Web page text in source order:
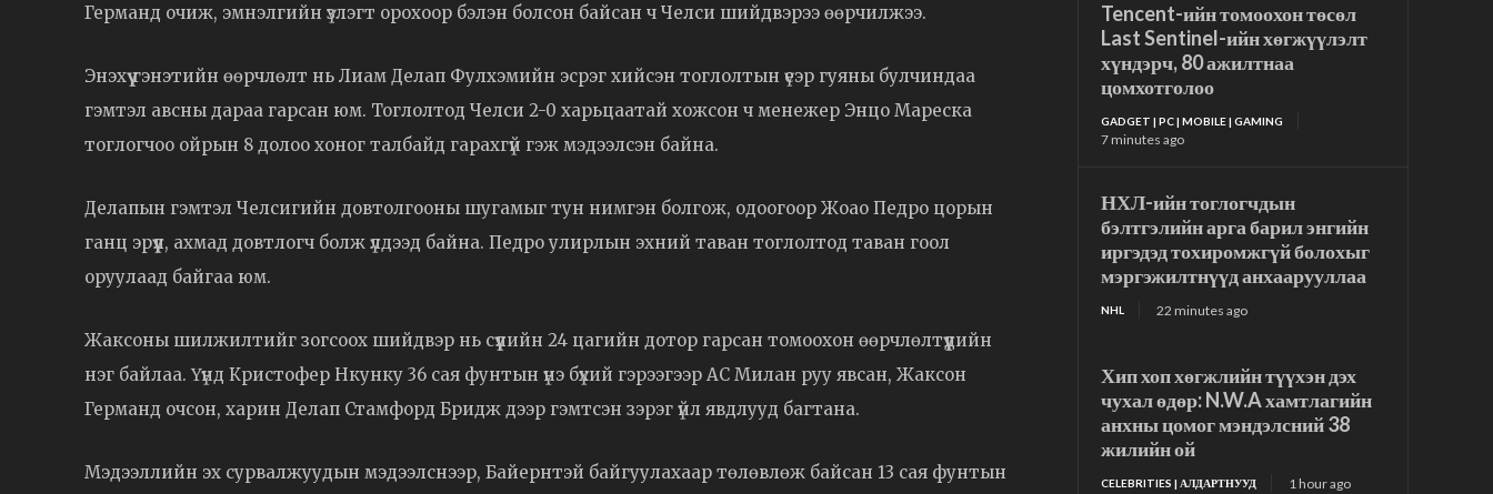
Германд очиж, эмнэлгийн үзлэгт орохоор бэлэн болсон байсан ч Челси шийдвэрээ өөрчилжээ.
Энэхүү гэнэтийн өөрчлөлт нь Лиам Делап Фулхэмийн эсрэг хийсэн тоглолтын үеэр гуяны булчиндаа
гэмтэл авсны дараа гарсан юм. Тоглолтод Челси 2-0 харьцаатай хожсон ч менежер Энцо Мареска
тоглогчоо ойрын 8 долоо хоног талбайд гарахгүй гэж мэдээлсэн байна.
Делапын гэмтэл Челсигийн довтолгооны шугамыг тун нимгэн болгож, одоогоор Жоао Педро цорын
ганц эрүүл, ахмад довтлогч болж үлдээд байна. Педро улирлын эхний таван тоглолтод таван гоол
оруулаад байгаа юм.
Жаксоны шилжилтийг зогсоох шийдвэр нь сүүлийн 24 цагийн дотор гарсан томоохон өөрчлөлтүүдийн
нэг байлаа. Үүнд Кристофер Нкунку 36 сая фунтын үнэ бүхий гэрээгээр АС Милан руу явсан, Жаксон
Германд очсон, харин Делап Стамфорд Бридж дээр гэмтсэн зэрэг үйл явдлууд багтана.
Мэдээллийн эх сурвалжуудын мэдээлснээр, Байернтэй байгуулахаар төлөвлөж байсан 13 сая фунтын
Tencent-ийн томоохон төсөл
Last Sentinel-ийн хөгжүүлэлт
хүндэрч, 80 ажилтнаа
цомхотголоо
GADGET | PC | MOBILE | GAMING
7 minutes ago
НХЛ-ийн тоглогчдын
бэлтгэлийн арга барил энгийн
иргэдэд тохиромжгүй болохыг
мэргэжилтнүүд анхаарууллаа
NHL 22 minutes ago
Хип хоп хөгжлийн түүхэн дэх
чухал өдөр: N.W.A хамтлагийн
анхны цомог мэндэлсний 38
жилийн ой
CELEBRITIES | АЛДАРТНУУД 1 hour ago